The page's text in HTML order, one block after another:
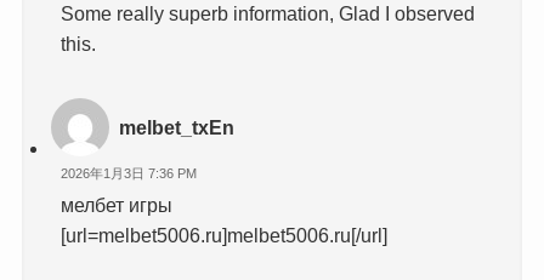
Some really superb information, Glad I observed
this.
melbet_txEn
2026年1月3日 7:36 PM
мелбет игры
[url=melbet5006.ru]melbet5006.ru[/url]